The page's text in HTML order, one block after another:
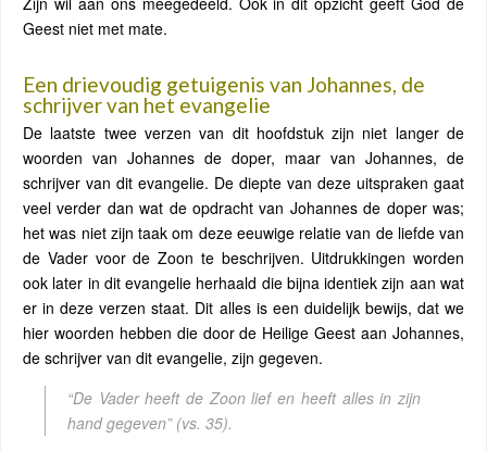
Geest niet met mate.
Een drievoudig getuigenis van Johannes, de
schrijver van het evangelie
De laatste twee verzen van dit hoofdstuk zijn niet langer de
woorden van Johannes de doper, maar van Johannes, de
schrijver van dit evangelie. De diepte van deze uitspraken gaat
veel verder dan wat de opdracht van Johannes de doper was;
het was niet zijn taak om deze eeuwige relatie van de liefde van
de Vader voor de Zoon te beschrijven. Uitdrukkingen worden
ook later in dit evangelie herhaald die bijna identiek zijn aan wat
er in deze verzen staat. Dit alles is een duidelijk bewijs, dat we
hier woorden hebben die door de Heilige Geest aan Johannes,
de schrijver van dit evangelie, zijn gegeven.
“De Vader heeft de Zoon lief en heeft alles in zijn
hand gegeven”(vs. 35).